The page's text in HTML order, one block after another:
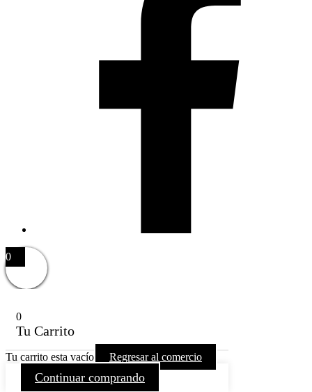
0
0
Tu Carrito
Tu carrito esta vacío Regresar al comercio
Continuar comprando